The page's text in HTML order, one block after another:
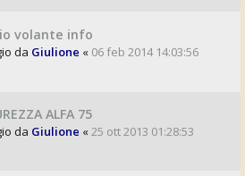
volante info
da Giulione « 06 feb 2014 14:03:56
ALFA 75
da Giulione «25 ott 2013 01:28:53